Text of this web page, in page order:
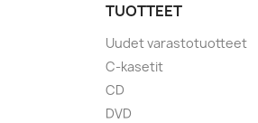
TUOTTEET
Uudet varastotuotteet
C-kasetit
CD
DVD